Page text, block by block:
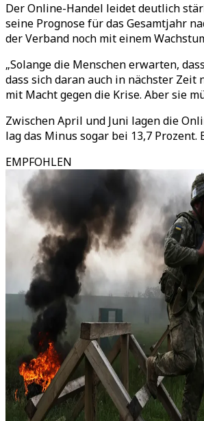
Der Online-Handel leidet deutlich
seine Prognose für das Gesamtjahr
der Verband noch mit einem
„Solange die Menschen erwarten,
dass sich daran auch in nächster
mit Macht gegen die Krise. Aber sie
Zwischen April und Juni lagen die
lag das Minus sogar bei 13,7
EMPFOHLEN